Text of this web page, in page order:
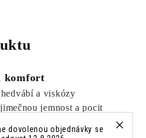
dovolenou objednávky se
komfort
a viskózy
jemnost a pocit